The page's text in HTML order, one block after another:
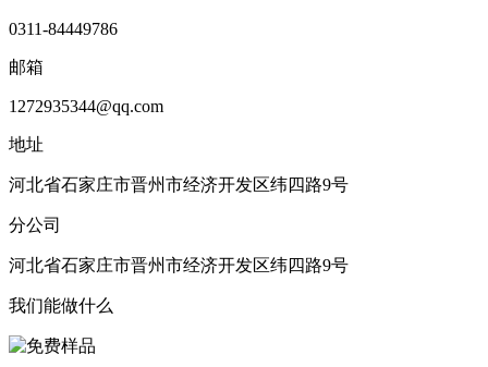
0311-84449786
邮箱
1272935344@qq.com
地址
河北省石家庄市晋州市经济开发区纬四路9号
分公司
河北省石家庄市晋州市经济开发区纬四路9号
我们能做什么